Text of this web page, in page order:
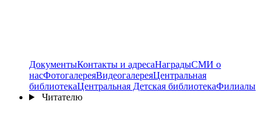
ДокументыКонтакты и адресаНаградыСМИ о
насФотогалереяВидеогалереяЦентральная
библиотекаЦентральная Детская библиотекаФилиалы
Читателю